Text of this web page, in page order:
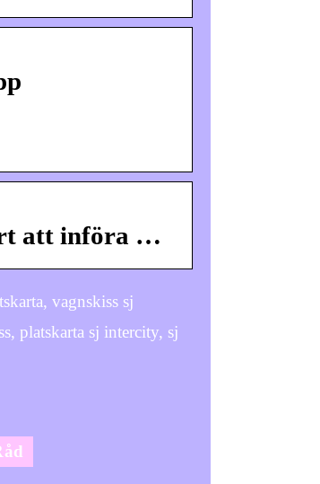
att införa …
vagnskiss sj
platskarta sj intercity, sj